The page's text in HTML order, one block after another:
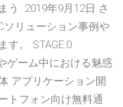
う 2019年9月12日 さ
ソリューション事例や
す。 STAGE:0
ゲーム中における魅惑
アプリケーション開
トフォン向け無料通